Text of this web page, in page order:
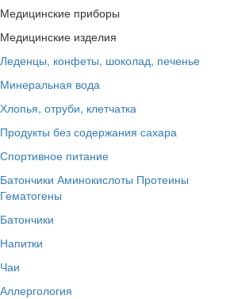
Медицинские приборы
Медицинские изделия
Леденцы, конфеты, шоколад, печенье
Минеральная вода
Хлопья, отруби, клетчатка
Продукты без содержания сахара
Спортивное питание
Батончики Аминокислоты Протеины
Гематогены
Батончики
Напитки
Чаи
Аллергология